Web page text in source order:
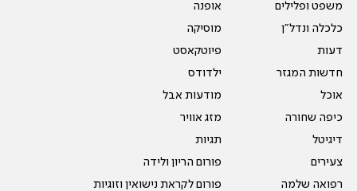
משפט ופלילים
כלכלה ונדל"ן
דעות
חדשות המגזר
אוכל
כיפה שחורה
דיגיטל
צעירים
רפואה שלמה
אופנה
מוסיקה
פיוטקאסט
ילדודס
מודעות אבל
מזג אוויר
תגיות
פורום הריון ולידה
פורום לקראת נישואין וזוגיות